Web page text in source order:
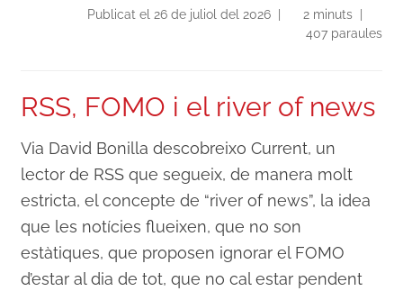
Publicat el 26 de juliol del 2026 |
2 minuts |
407 paraules
RSS, FOMO i el river of news
Via David Bonilla descobreixo Current, un
lector de RSS que segueix, de manera molt
estricta, el concepte de “river of news”, la idea
que les notícies flueixen, que no son
estàtiques, que proposen ignorar el FOMO
d’estar al dia de tot, que no cal estar pendent